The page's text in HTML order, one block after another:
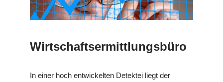
Wirtschaftsermittlungsbüro
In einer hoch entwickelten Detektei liegt der